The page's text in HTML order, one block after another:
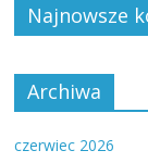
Najnowsze
Archiwa
czerwiec 2026